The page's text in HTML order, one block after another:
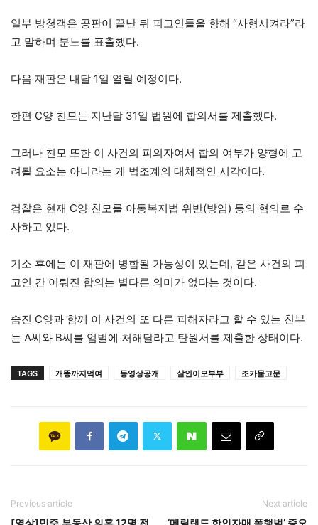
일부 방청객은 공판이 끝난 뒤 피고인들을 향해 “사형시켜라”라
고 말하며 분노를 표출했다.
다음 재판은 내달 1일 열릴 예정이다.
한편 C양 친모는 지난달 31일 법원에 합의서를 제출했다.
그러나 친모 또한 이 사건의 피의자여서 합의 여부가 양형에 고
려될 요소는 아니라는 게 법조계의 대체적인 시각이다.
검찰은 현재 C양 친모를 아동복지법 위반(방임) 등의 혐의로 수
사하고 있다.
기소 후에는 이 재판에 병합될 가능성이 있는데, 같은 사건의 피
고인 간 이뤄진 합의는 별다른 의미가 없다는 것이다.
숨진 C양과 함께 이 사건의 또 다른 피해자라고 할 수 있는 친부
는 A씨와 B씨를 엄벌에 처해달라고 탄원서를 제출한 상태이다.
TAGS 개똥까지먹여 동영상공개 살인이모부부 조카물고문
Previous article
[영상]민주,부동산 의혹 12명 전
Next article
‘메릴랜드 한인자매 폭행범’ 증오